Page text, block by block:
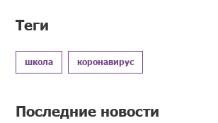
Теги
школа коронавирус
Последние новости